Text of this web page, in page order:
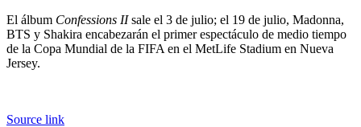
El álbum Confessions IIsale el 3 de julio; el 19 de julio, Madonna,
BTS y Shakira encabezarán el primer espectáculo de medio tiempo
de la Copa Mundial de la FIFA en el MetLife Stadium en Nueva
Jersey.
Source link